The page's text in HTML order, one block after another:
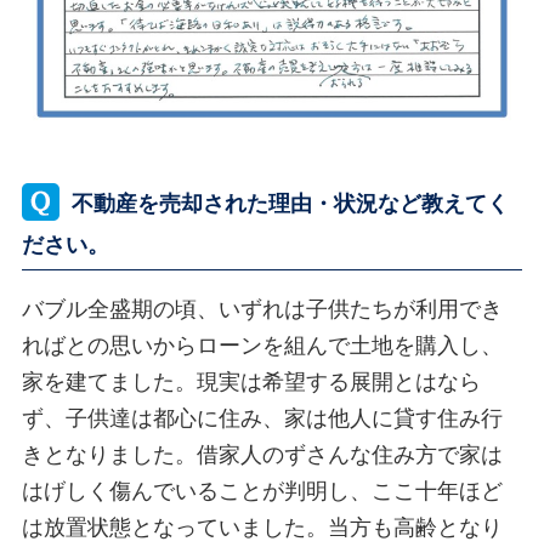
不動産を売却された理由・状況など教えてく
ださい。
バブル全盛期の頃、いずれは子供たちが利用でき
ればとの思いからローンを組んで土地を購入し、
家を建てました。現実は希望する展開とはなら
ず、子供達は都心に住み、家は他人に貸す住み行
きとなりました。借家人のずさんな住み方で家は
はげしく傷んでいることが判明し、ここ十年ほど
は放置状態となっていました。当方も高齢となり